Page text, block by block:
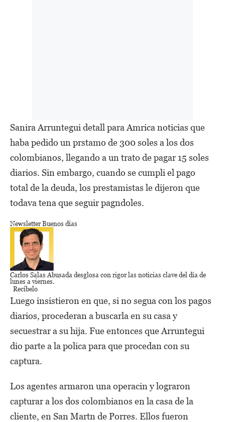
Sanira Arruntegui detall para Amrica noticias que
haba pedido un prstamo de 300 soles a los dos
colombianos, llegando a un trato de pagar 15 soles
diarios. Sin embargo, cuando se cumpli el pago
total de la deuda, los prestamistas le dijeron que
todava tena que seguir pagndoles.
Newsletter Buenos días
Carlos Salas Abusada desglosa con rigor las noticias clave del día de
lunes a viernes.
Recíbelo
Luego insistieron en que, si no segua con los pagos
diarios, procederan a buscarla en su casa y
secuestrar a su hija. Fue entonces que Arruntegui
dio parte a la polica para que procedan con su
captura.
Los agentes armaron una operacin y lograron
capturar a los dos colombianos en la casa de la
cliente, en San Martn de Porres. Ellos fueron